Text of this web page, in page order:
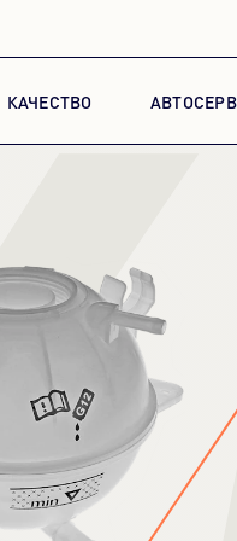
КАЧЕСТВО